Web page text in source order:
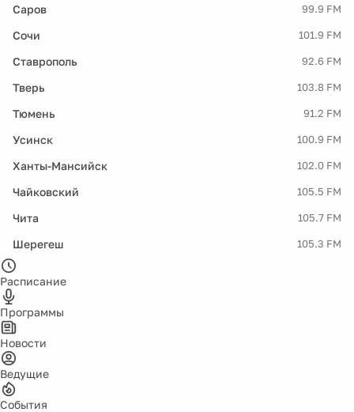
Саров 99.9 FM
Сочи 101.9 FM
Ставрополь 92.6 FM
Тверь 103.8 FM
Тюмень 91.2 FM
Усинск 100.9 FM
Ханты-Мансийск 102.0 FM
Чайковский 105.5 FM
Чита 105.7 FM
Шерегеш 105.3 FM
Расписание
Программы
Новости
Ведущие
События